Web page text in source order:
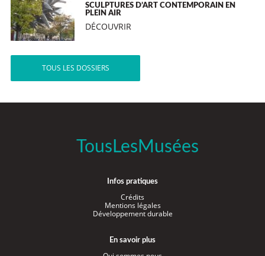
SCULPTURES D’ART CONTEMPORAIN EN
PLEIN AIR
DÉCOUVRIR
TOUS LES DOSSIERS
TousLesMusées
Infos pratiques
Crédits
Mentions légales
Développement durable
En savoir plus